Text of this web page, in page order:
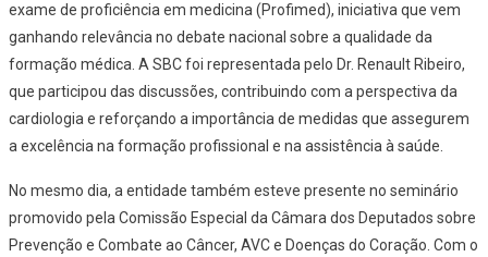
exame de proficiência em medicina (Profimed), iniciativa que vem
ganhando relevância no debate nacional sobre a qualidade da
formação médica. A SBC foi representada pelo Dr. Renault Ribeiro,
que participou das discussões, contribuindo com a perspectiva da
cardiologia e reforçando a importância de medidas que assegurem
a excelência na formação profissional e na assistência à saúde.
No mesmo dia, a entidade também esteve presente no seminário
promovido pela Comissão Especial da Câmara dos Deputados sobre
Prevenção e Combate ao Câncer, AVC e Doenças do Coração. Com o